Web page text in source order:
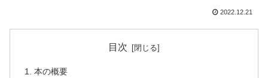
2022.12.21
目次
本の概要